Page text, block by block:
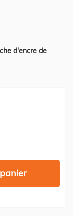
d'encre de